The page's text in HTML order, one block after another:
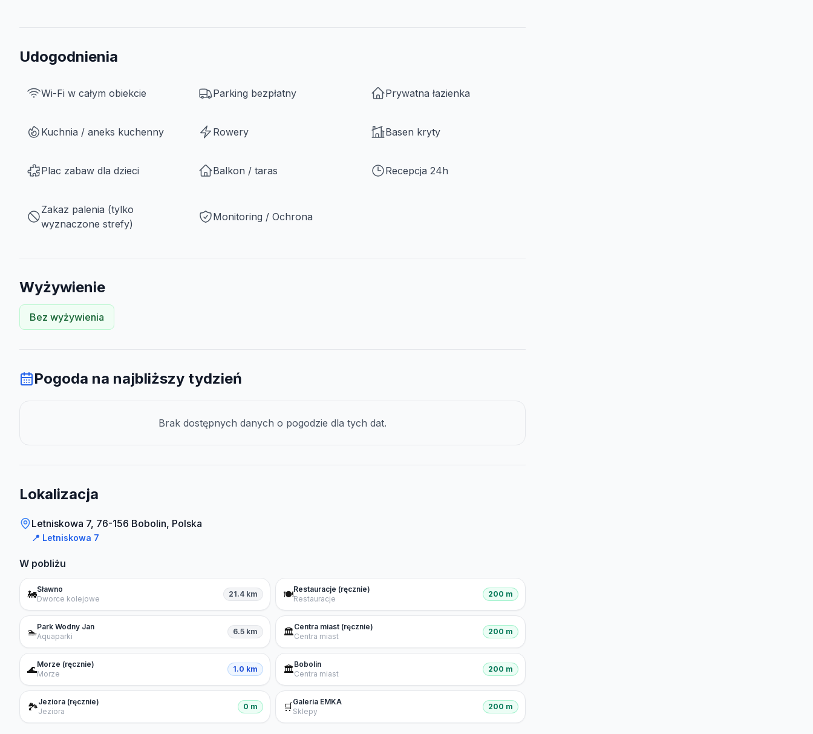
Udogodnienia
Wi-Fi w całym obiekcie Parking bezpłatny Prywatna łazienka
Kuchnia / aneks kuchenny Rowery Basen kryty
Plac zabaw dla dzieci Balkon / taras Recepcja 24h
Zakaz palenia (tylko
wyznaczone strefy)
Monitoring / Ochrona
Wyżywienie
Bez wyżywienia
Pogoda na najbliższy tydzień
Brak dostępnych danych o pogodzie dla tych dat.
Lokalizacja
Letniskowa 7, 76-156 Bobolin, Polska
📍 Letniskowa 7
W pobliżu
🚂Sławno
Dworce kolejowe
21.4 km 🍽️Restauracje (ręcznie)
Restauracje
200 m
🏊Park Wodny Jan
Aquaparki
6.5 km 🏛️Centra miast (ręcznie)
Centra miast
200 m
🌊Morze (ręcznie)
Morze
1.0 km 🏛️Bobolin
Centra miast
200 m
🏞️Jeziora (ręcznie)
Jeziora
0 m 🛒Galeria EMKA
Sklepy
200 m